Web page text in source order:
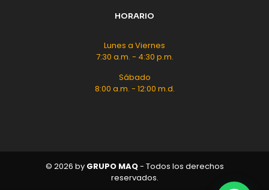
HORARIO
Lunes a Viernes
7:30 a.m. - 4:30 p.m.
Sábado
8:00 a.m. - 12:00 m.d.
© 2026 by GRUPOMAQ- Todos los derechos
reservados.